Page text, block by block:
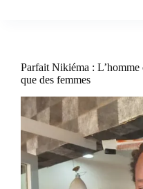
Parfait Nikiéma :
que des femmes